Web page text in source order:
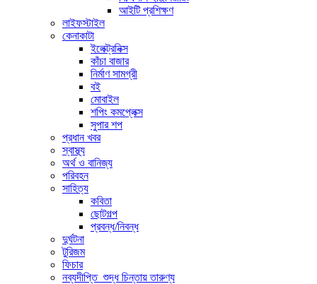
আইটি প্রশিক্ষণ
লাইফস্টাইল
কেনাকাটা
ইলেক্ট্রনিক্স
কাঁচা বাজার
নির্মাণ সামগ্রী
বই
মোবাইল
শপিং কমপ্লেক্স
সুপার শপ
প্রধান খবর
স্বাস্থ্য
অর্থ ও বানিজ্য
পরিবহন
সাহিত্য
কবিতা
ছোটগল্প
প্রবন্ধ/নিবন্ধ
দুর্ঘটনা
টুরিজম
ফিচার
নব্যদীপ্তি_শুদ্ধ চিন্তায় তারুণ্য